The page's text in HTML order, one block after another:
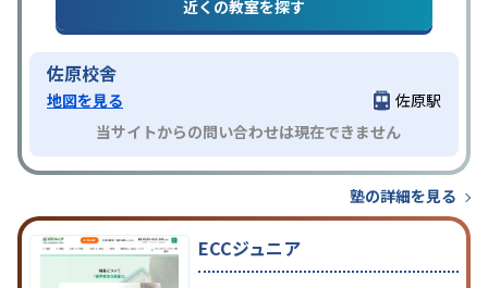
授業の振替可能学習にPC・タブレットを利用
ライン対応1科目から受講可能
近くの教室を探す
佐原校舎
地図を見る
佐原駅
当サイトからの問い合わせは現在できません
塾の詳細を見る
ECCジュニア